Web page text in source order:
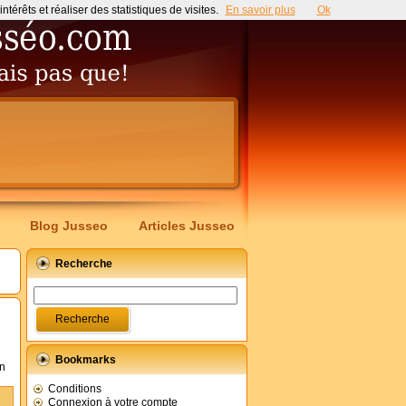
Blog Jusseo Articles Jusseo
Recherche
Bookmarks
Conditions
Connexion à votre compte
et réaliser des statistiques de visites. En savoir plus Ok